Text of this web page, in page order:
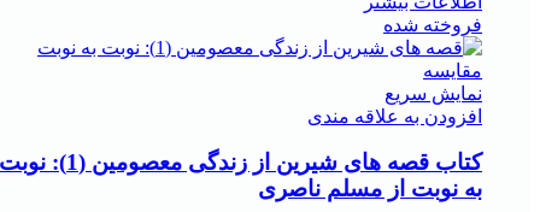
فروخته شده
مقايسه
نمایش سریع
افزودن به علاقه مندی
کتاب قصه های شیرین از زندگی معصومین (1): نوبت
به نوبت از مسلم ناصری